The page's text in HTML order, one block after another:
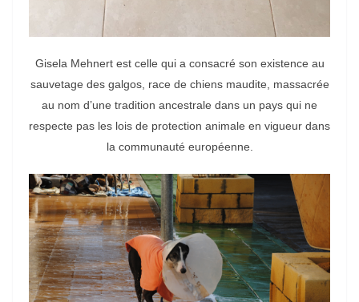
Gisela Mehnert est celle qui a consacré son existence au
sauvetage des galgos, race de chiens maudite, massacrée
au nom d’une tradition ancestrale dans un pays qui ne
respecte pas les lois de protection animale en vigueur dans
la communauté européenne.